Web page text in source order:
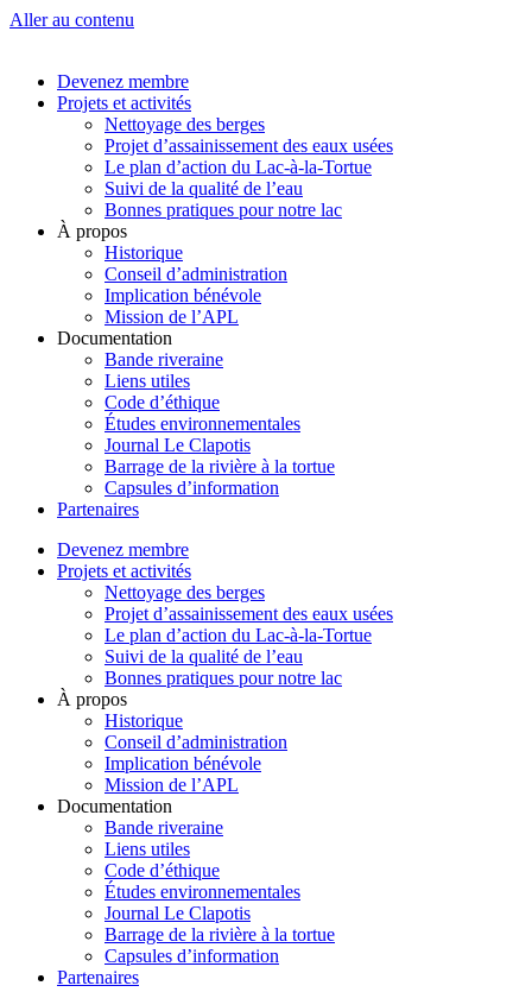
Aller au contenu
Devenez membre
Projets et activités
Nettoyage des berges
Projet d’assainissement des eaux usées
Le plan d’action du Lac-à-la-Tortue
Suivi de la qualité de l’eau
Bonnes pratiques pour notre lac
À propos
Historique
Conseil d’administration
Implication bénévole
Mission de l’APL
Documentation
Bande riveraine
Liens utiles
Code d’éthique
Études environnementales
Journal Le Clapotis
Barrage de la rivière à la tortue
Capsules d’information
Partenaires
Devenez membre
Projets et activités
Nettoyage des berges
Projet d’assainissement des eaux usées
Le plan d’action du Lac-à-la-Tortue
Suivi de la qualité de l’eau
Bonnes pratiques pour notre lac
À propos
Historique
Conseil d’administration
Implication bénévole
Mission de l’APL
Documentation
Bande riveraine
Liens utiles
Code d’éthique
Études environnementales
Journal Le Clapotis
Barrage de la rivière à la tortue
Capsules d’information
Partenaires